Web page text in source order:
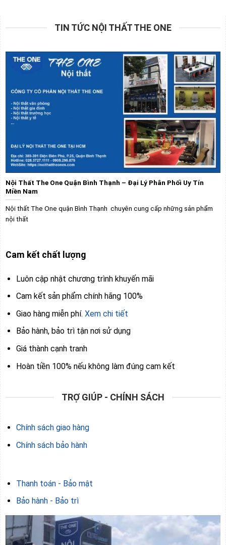
TIN TỨC NỘI THẤT THE ONE
Nội Thất The One Quận Bình Thạnh – Đại Lý Phân Phối Uy Tín
Miền Nam
Nội thất The One quận Bình Thạnh chuyên cung cấp những sản phẩm
nội thất
Cam kết chất lượng
Luôn cập nhật chương trình khuyến mãi
Cam kết sản phẩm chính hãng 100%
Giao hàng miễn phí. Xem chi tiết
Bảo hành, bảo trì tận nơi sử dụng
Giá thành cạnh tranh
Hoàn tiền 100% nếu không làm đúng cam kết
TRỢ GIÚP - CHÍNH SÁCH
Chính sách giao hàng
Chính sách bảo hành
Thanh toán - Bảo mật
Bảo hành - Bảo trì